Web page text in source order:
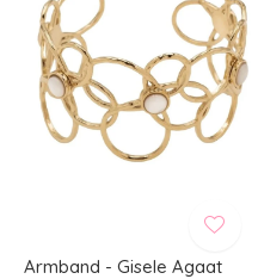
Armband - Gisele Agaat